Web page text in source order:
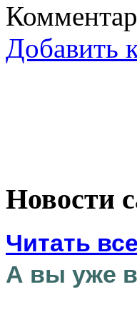
Добавить
Новости
Читать
А вы уже